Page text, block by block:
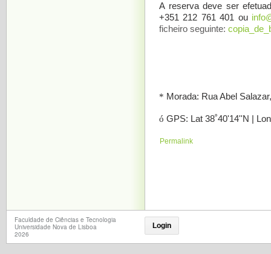
A reserva deve ser
+351 212 761 401 ou
ficheiro seguinte:
* Morada: Rua Abel
ó GPS: Lat 38˚40'14''N |
Permalink
Faculdade de Ciências e Tecnologia
Universidade Nova de Lisboa
2026
Login